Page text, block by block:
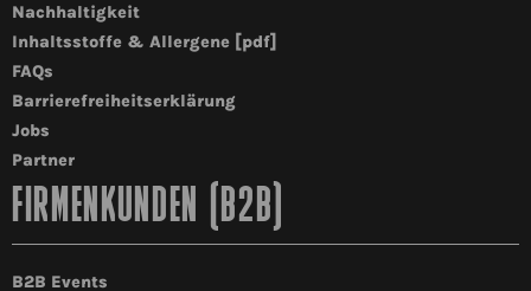
Nachhaltigkeit
Inhaltsstoffe & Allergene [pdf]
FAQs
Barrierefreiheitserklärung
Jobs
Partner
FIRMENKUNDEN (B2B)
B2B Events